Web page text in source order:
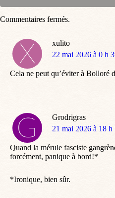
xulito
dit
22 mai 2026 à 0 h
Cela ne peut qu’éviter à Bolloré
Grodrigras
dit
21 mai 2026 à 18 h
Quand la mérule fasciste
forcément, panique à bord!*
*Ironique, bien sûr.
Commentaires fermés.